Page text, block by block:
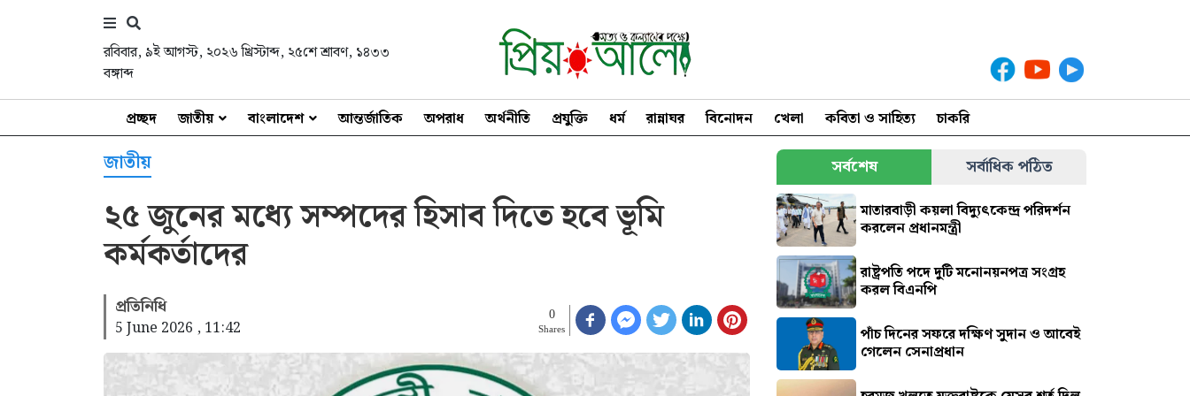
রবিবার,৯ই আগস্ট, ২০২৬ খ্রিস্টাব্দ, ২৫শে শ্রাবণ, ১৪৩৩
বঙ্গাব্দ
প্রচ্ছদ জাতীয় বাংলাদেশ আন্তর্জাতিক অপরাধ অর্থনীতি প্রযুক্তি ধর্ম রান্নাঘর বিনোদন খেলা কবিতা ও সাহিত্য চাকরি
জাতীয়
২৫ জুনের মধ্যে সম্পদের হিসাব দিতে হবে ভূমি
কর্মকর্তাদের
প্রতিনিধি
5 June 2026 , 11:42
0
Shares
সর্বশেষ সর্বাধিক পঠিত
মাতারবাড়ী কয়লা বিদ্যুৎকেন্দ্র পরিদর্শন
করলেন প্রধানমন্ত্রী
রাষ্ট্রপতি পদে দুটি মনোনয়নপত্র সংগ্রহ
করল বিএনপি
পাঁচ দিনের সফরে দক্ষিণ সুদান ও আবেই
গেলেন সেনাপ্রধান